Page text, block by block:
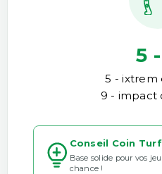
5
5 - ixtrem
9 - impact
Conseil Coin Turf
Base solide pour vos
chance !